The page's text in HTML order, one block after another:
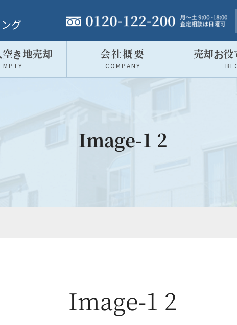
グ
g
g
空き地売却
EMPTY
会社概要
COMPANY
売却お役
Image-1 2
Image-1 2